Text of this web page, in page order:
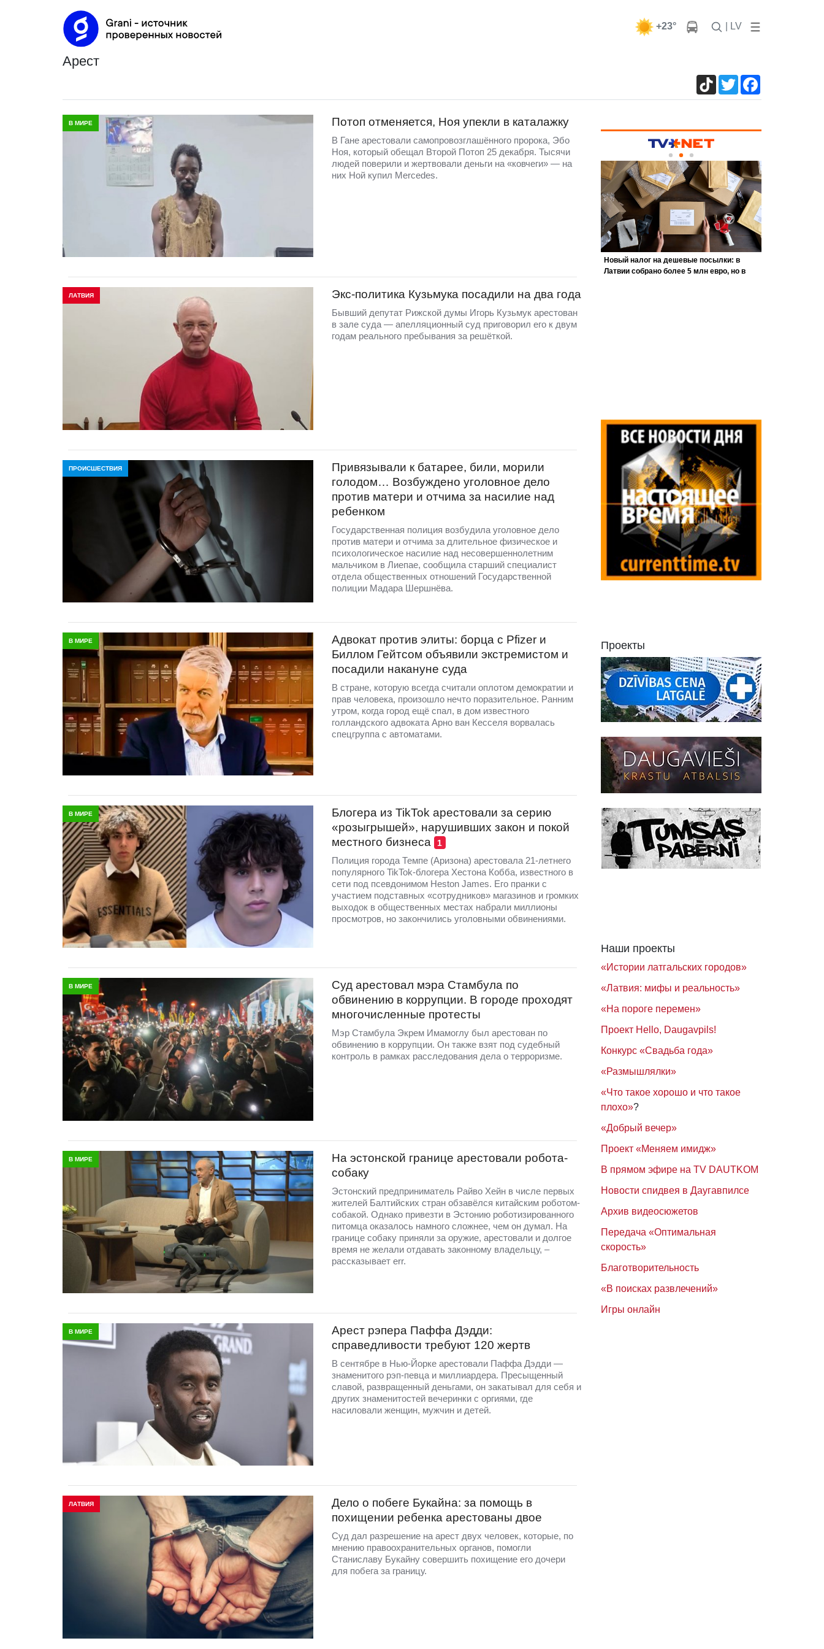
+23° | LV
арест
TikTokTwitter
В МИРЕ Потоп отменяется, Ноя упекли в каталажку
В Гане арестовали самопровозглашённого пророка, Эбо
Ноя, который обещал Второй Потоп 25 декабря. Тысячи
людей поверили и жертвовали деньги на «ковчеги» — на
них Ной купил Mercedes.
ЛАТВИЯ Экс-политика Кузьмука посадили на два года
Бывший депутат Рижской думы Игорь Кузьмук арестован
в зале суда — апелляционный суд приговорил его к двум
годам реального пребывания за решёткой.
ПРОИСШЕСТВИЯ
Привязывали к батарее, били, морили
голодом… Возбуждено уголовное дело
против матери и отчима за насилие над
ребенком
Государственная полиция возбудила уголовное дело
против матери и отчима за длительное физическое и
психологическое насилие над несовершеннолетним
мальчиком в Лиепае, сообщила старший специалист
отдела общественных отношений Государственной
полиции Мадара Шершнёва.
В МИРЕ
Адвокат против элиты: борца с Pfizer и
Биллом Гейтсом объявили экстремистом и
посадили накануне суда
В стране, которую всегда считали оплотом демократии и
прав человека, произошло нечто поразительное. Ранним
утром, когда город ещё спал, в дом известного
голландского адвоката Арно ван Кесселя ворвалась
спецгруппа с автоматами.
В МИРЕ
Блогера из TikTok арестовали за серию
«розыгрышей», нарушивших закон и покой
местного бизнеса
1
Полиция города Темпе (Аризона) арестовала 21-летнего
популярного TikTok-блогера Хестона Кобба, известного в
сети под псевдонимом Heston James. Его пранки с
участием подставных «сотрудников» магазинов и громких
выходок в общественных местах набрали миллионы
просмотров, но закончились уголовными обвинениями.
В МИРЕ
Суд арестовал мэра Стамбула по
обвинению в коррупции. В городе проходят
многочисленные протесты
Мэр Стамбула Экрем Имамоглу был арестован по
обвинению в коррупции. Он также взят под судебный
контроль в рамках расследования дела о терроризме.
В МИРЕ
На эстонской границе арестовали робота-
собаку
Эстонский предприниматель Райво Хейн в числе первых
жителей Балтийских стран обзавёлся китайским роботом-
собакой. Однако привезти в Эстонию роботизированного
питомца оказалось намного сложнее, чем он думал. На
границе собаку приняли за оружие, арестовали и долгое
время не желали отдавать законному владельцу, –
рассказывает err.
В МИРЕ
Арест рэпера Паффа Дэдди:
справедливости требуют 120 жертв
В сентябре в Нью-Йорке арестовали Паффа Дэдди —
знаменитого рэп-певца и миллиардера. Пресыщенный
славой, развращенный деньгами, он закатывал для себя и
других знаменитостей вечеринки с оргиями, где
насиловали женщин, мужчин и детей.
ЛАТВИЯ
Дело о побеге Букайна: за помощь в
похищении ребенка арестованы двое
Суд дал разрешение на арест двух человек, которые, по
мнению правоохранительных органов, помогли
Станиславу Букайну совершить похищение его дочери
для побега за границу.
Проекты
Наши проекты
«Истории латгальских городов»
«Латвия: мифы и реальность»
«На пороге перемен»
Проект Hello, Daugavpils!
Конкурс «Свадьба года»
«Размышлялки»
«Что такое хорошо и что такое
плохо»?
«Добрый вечер»
Проект «Меняем имидж»
В прямом эфире на TV DAUTKOM
Новости спидвея в Даугавпилсе
Архив видеосюжетов
Передача «Оптимальная
скорость»
Благотворительность
«В поисках развлечений»
Игры онлайн